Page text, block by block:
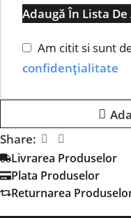
Adaugă În Lista
Am citit si sunt
confidențialitate
Share:
Livrarea Produselor
Plata Produselor
Returnarea